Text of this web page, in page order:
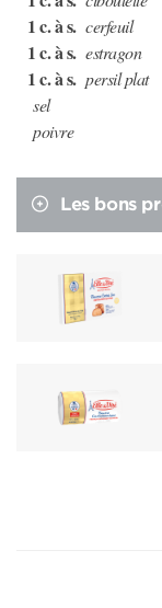
1 c. à s. cerfeuil
1 c. à s. estragon
1 c. à s. persil plat
sel
poivre
Les bons